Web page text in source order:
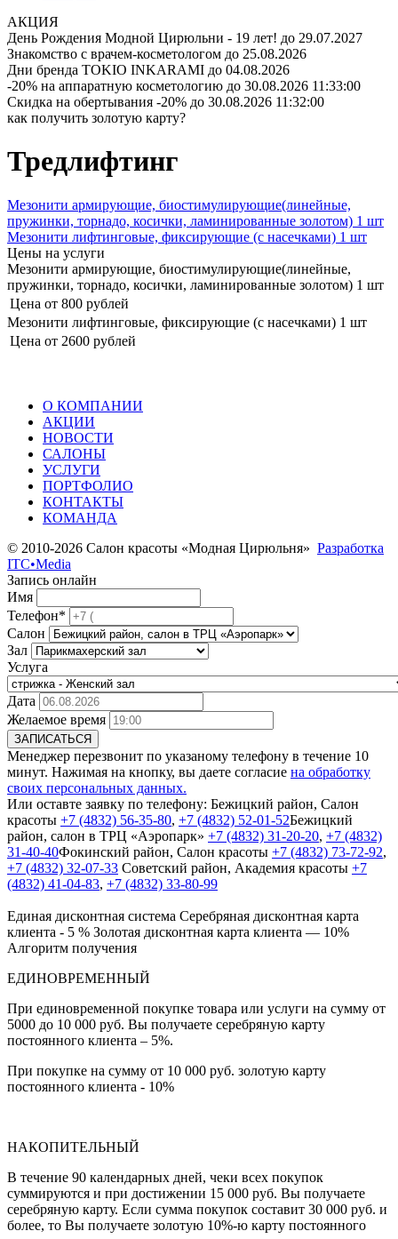
АКЦИЯ
День Рождения Модной Цирюльни - 19 лет! до 29.07.2027
Знакомство с врачем-косметологом до 25.08.2026
Дни бренда TOKIO INKARAMI до 04.08.2026
-20% на аппаратную косметологию до 30.08.2026 11:33:00
Скидка на обертывания -20% до 30.08.2026 11:32:00
как получить золотую карту?
Тредлифтинг
Мезонити армирующие, биостимулирующие(линейные,
пружинки, торнадо, косички, ламинированные золотом) 1 шт
Мезонити лифтинговые, фиксирующие (с насечками) 1 шт
Цены на услуги
Мезонити армирующие, биостимулирующие(линейные,
пружинки, торнадо, косички, ламинированные золотом) 1 шт
Цена от 800 рублей
Мезонити лифтинговые, фиксирующие (с насечками) 1 шт
Цена от 2600 рублей
О КОМПАНИИ
АКЦИИ
НОВОСТИ
САЛОНЫ
УСЛУГИ
ПОРТФОЛИО
КОНТАКТЫ
КОМАНДА
© 2010-2026 Салон красоты «Модная Цирюльня» Разработка
ITC•Media
Запись онлайн
Имя
Телефон*
Салон
Зал
Услуга
Дата
Желаемое время
ЗАПИСАТЬСЯ
Менеджер перезвонит по указаному телефону в течение 10
минут. Нажимая на кнопку, вы даете согласие на обработку
своих персональных данных.
Или оставте заявку по телефону: Бежицкий район, Салон
красоты +7 (4832) 56-35-80, +7 (4832) 52-01-52Бежицкий
район, салон в ТРЦ «Аэропарк» +7 (4832) 31-20-20, +7 (4832)
31-40-40Фокинский район, Салон красоты +7 (4832) 73-72-92,
+7 (4832) 32-07-33 Cоветский район, Академия красоты +7
(4832) 41-04-83, +7 (4832) 33-80-99
Единая дисконтная система Серебряная дисконтная карта
клиента - 5 % Золотая дисконтная карта клиента — 10%
Алгоритм получения
ЕДИНОВРЕМЕННЫЙ
При единовременной покупке товара или услуги на сумму от
5000 до 10 000 руб. Вы получаете серебряную карту
постоянного клиента – 5%.
При покупке на сумму от 10 000 руб. золотую карту
постоянного клиента - 10%
НАКОПИТЕЛЬНЫЙ
В течение 90 календарных дней, чеки всех покупок
суммируются и при достижении 15 000 руб. Вы получаете
серебряную карту. Если сумма покупок составит 30 000 руб. и
более, то Вы получаете золотую 10%-ю карту постоянного